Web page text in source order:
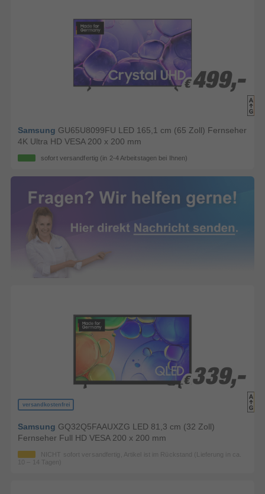
€ 499,-
€ 499,-
Samsung GU65U8099FU LED 165,1 cm (65 Zoll) Fernseher
4K Ultra HD VESA 200 x 200 mm
sofort versandfertig (in 2-4 Arbeitstagen bei Ihnen)
versandkostenfrei
€ 339,-
€ 339,-
Samsung GQ32Q5FAAUXZG LED 81,3 cm (32 Zoll)
Fernseher Full HD VESA 200 x 200 mm
NICHT sofort versandfertig, Artikel ist im Rückstand (Lieferung in ca.
10 – 14 Tagen)